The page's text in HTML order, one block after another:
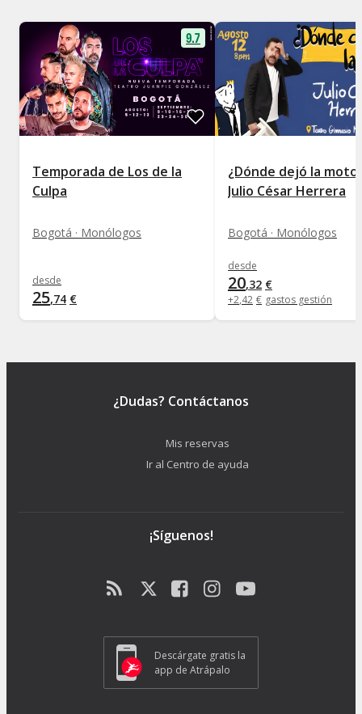
9.7
Temporada de Los de la
Culpa
Bogotá · Monólogos
desde
25,74 €
¿Dónde dejó la
Julio César Herrera
Bogotá · Monólogos
desde
20,32 €
+2,42 € gastos gestión
¿Dudas? Contáctanos
Mis reservas
Ir al Centro de ayuda
¡Síguenos!
Descárgate gratis la
app de Atrápalo